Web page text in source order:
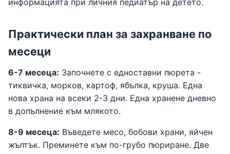
информацията при личния педиатър на детето.
Практически план за захранване по
месеци
6-7 месеца: Започнете с едноставни пюрета -
тиквичка, морков, картоф, ябълка, круша. Една
нова храна на всеки 2-3 дни. Една хранене дневно
в допълнение към млякото.
8-9 месеца: Въведете месо, бобови храни, яйчен
жълтък. Преминете към по-грубо пюриране. Две